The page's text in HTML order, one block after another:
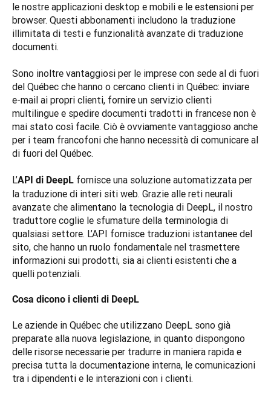
le nostre applicazioni desktop e mobili e le estensioni per
browser. Questi abbonamenti includono la traduzione
illimitata di testi e funzionalità avanzate di traduzione
documenti.
Sono inoltre vantaggiosi per le imprese con sede al di fuori
del Québec che hanno o cercano clienti in Québec: inviare
e-mail ai propri clienti, fornire un servizio clienti
multilingue e spedire documenti tradotti in francese non è
mai stato così facile. Ciò è ovviamente vantaggioso anche
per i team francofoni che hanno necessità di comunicare al
di fuori del Québec.
L’API di DeepL fornisce una soluzione automatizzata per
la traduzione di interi siti web. Grazie alle reti neurali
avanzate che alimentano la tecnologia di DeepL, il nostro
traduttore coglie le sfumature della terminologia di
qualsiasi settore. L’API fornisce traduzioni istantanee del
sito, che hanno un ruolo fondamentale nel trasmettere
informazioni sui prodotti, sia ai clienti esistenti che a
quelli potenziali.
Cosa dicono i clienti di DeepL
Le aziende in Québec che utilizzano DeepL sono già
preparate alla nuova legislazione, in quanto dispongono
delle risorse necessarie per tradurre in maniera rapida e
precisa tutta la documentazione interna, le comunicazioni
tra i dipendenti e le interazioni con i clienti.